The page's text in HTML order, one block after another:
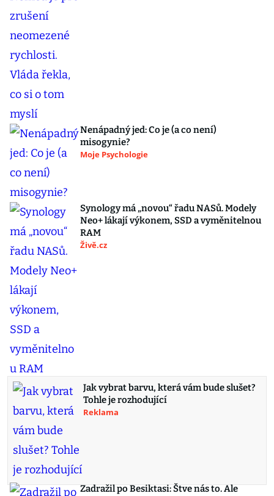
Nenápadný jed: Co je (a co není)
misogynie?
Moje Psychologie
Synology má „novou“ řadu NASů. Modely
Neo+ lákají výkonem, SSD a vyměnitelnou
RAM
Živě.cz
Jak vybrat barvu, která vám bude slušet?
Tohle je rozhodující
Reklama
Zadražil po Besiktasi: Štve nás to. Ale